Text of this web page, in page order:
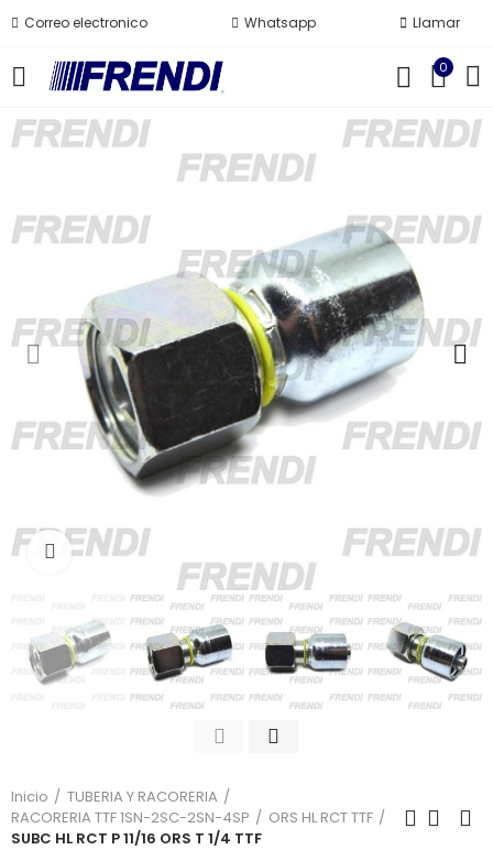
Correo electronico Whatsapp Llamar
0
Click para agrandar
Inicio
TUBERIA Y RACORERIA
RACORERIA TTF 1SN-2SC-2SN-4SP
ORS HL RCT TTF
SUBC HL RCT P 11/16 ORS T 1/4 TTF